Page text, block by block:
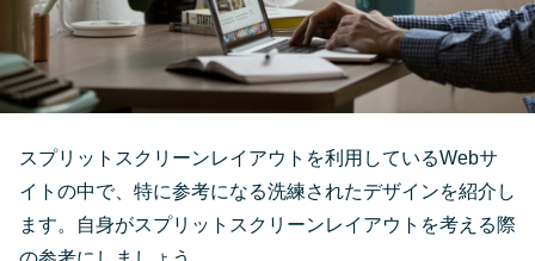
スプリットスクリーンレイアウトを利用しているWebサ
イトの中で、特に参考になる洗練されたデザインを紹介し
ます。自身がスプリットスクリーンレイアウトを考える際